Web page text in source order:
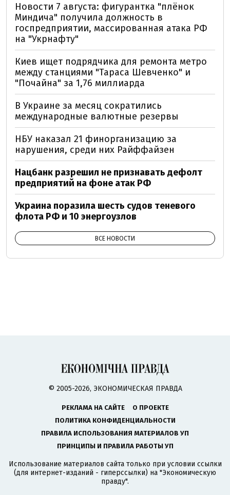
Новости 7 августа: фигурантка "плёнок
Миндича" получила должность в
госпредприятии, массированная атака РФ
на "Укрнафту"
Киев ищет подрядчика для ремонта метро
между станциями "Тараса Шевченко" и
"Почайна" за 1,76 миллиарда
В Украине за месяц сократились
международные валютные резервы
НБУ наказал 21 финорганизацию за
нарушения, среди них Райффайзен
Нацбанк разрешил не признавать дефолт
предприятий на фоне атак РФ
Украина поразила шесть судов теневого
флота РФ и 10 энергоузлов
ВСЕ НОВОСТИ
© 2005-2026, ЭКОНОМИЧЕСКАЯ ПРАВДА
РЕКЛАМА НА САЙТЕ
О ПРОЕКТЕ
ПОЛИТИКА КОНФИДЕНЦИАЛЬНОСТИ
ПРАВИЛА ИСПОЛЬЗОВАНИЯ МАТЕРИАЛОВ УП
ПРИНЦИПЫ И ПРАВИЛА РАБОТЫ УП
Использование материалов сайта только при условии ссылки
(для интернет-изданий - гиперссылки) на "Экономическую
правду".